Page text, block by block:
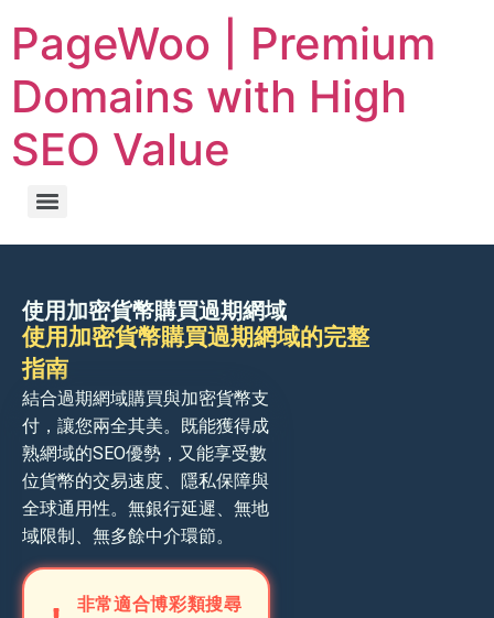
PageWoo | Premium
Domains with High
SEO Value
使用加密貨幣購買過期網域
使用加密貨幣購買過期網域的完整
指南
結合過期網域購買與加密貨幣支
付，讓您兩全其美。既能獲得成
熟網域的SEO優勢，又能享受數
位貨幣的交易速度、隱私保障與
全球通用性。無銀行延遲、無地
域限制、無多餘中介環節。
非常適合博彩類搜尋